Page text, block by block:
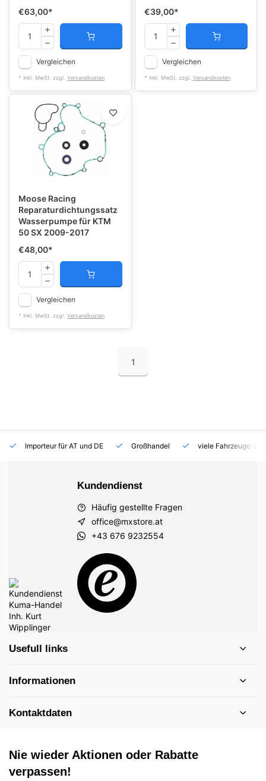
€63,00*
Vergleichen
* Inkl. MwSt. zzgl. Versandkosten
€39,00*
Vergleichen
* Inkl. MwSt. zzgl. Versandkosten
Moose Racing
Reparaturdichtungssatz
Wasserpumpe für KTM
50 SX 2009-2017
€48,00*
Vergleichen
* Inkl. MwSt. zzgl. Versandkosten
1
Importeur für AT und DE Großhandel viele Fahrzeuge auf
Kundendienst
Häufig gestellte Fragen
office@mxstore.at
+43 676 9232554
Usefull links
Informationen
Kontaktdaten
Nie wieder Aktionen oder Rabatte
verpassen!